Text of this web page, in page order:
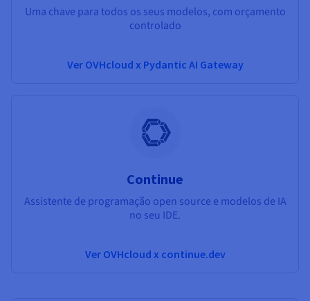
Uma chave para todos os seus modelos, com orçamento
controlado
Ver OVHcloud x Pydantic AI Gateway
Continue
Assistente de programação open source e modelos de IA
no seu IDE.
Ver OVHcloud x continue.dev